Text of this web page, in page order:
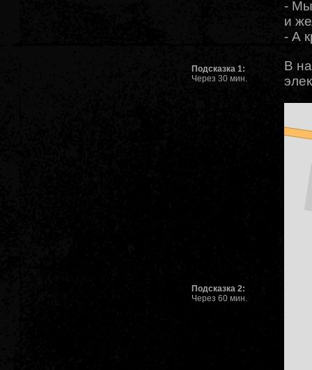
- Мы
и
- А
Подсказка 1:
Через 30 мин.
В
Подсказка 2:
Через 60 мин.